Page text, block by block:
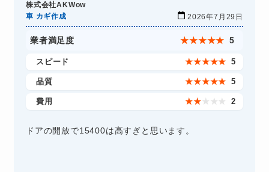
株式会社AKWow
車 カギ作成
2026年7月29日
業者満足度 ★★★★★ 5
スピード ★★★★★ 5
品質 ★★★★★ 5
費用 ★★ ★ ★ ★ 2
ドアの開放で15400は高すぎと思います。